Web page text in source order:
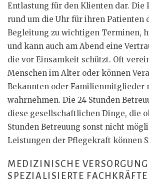
Entlastung für den Klienten dar. Die
rund um die Uhr für ihren Patienten
Begleitung zu wichtigen Terminen,
und kann auch am Abend eine
die vor Einsamkeit schützt. Oft
Menschen im Alter oder können
Bekannten oder Familienmitglieder
wahrnehmen. Die 24 Stunden
diese gesellschaftlichen Dinge, die
Stunden Betreuung sonst nicht
Leistungen der Pflegekraft können
MEDIZINISCHE VERSORGUNG
SPEZIALISIERTE FACHKRÄFTE